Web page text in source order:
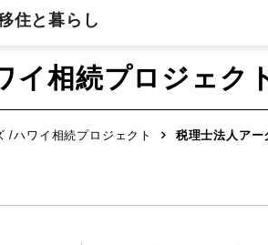
住と暮らし
イ相続プロジェク
/ハワイ相続プロジェクト 税理士法人ア